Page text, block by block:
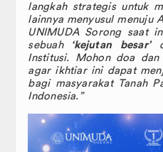
langkah strategis untuk
lainnya menyusul menuju
UNIMUDA Sorong saat
sebuah‘kejutan besar’
Institusi. Mohon doa dan
agar ikhtiar ini dapat
bagi masyarakat Tanah
Indonesia.”